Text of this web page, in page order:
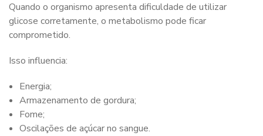
Quando o organismo apresenta dificuldade de utilizar
glicose corretamente, o metabolismo pode ficar
comprometido.
Isso influencia:
Energia;
Armazenamento de gordura;
Fome;
Oscilações de açúcar no sangue.